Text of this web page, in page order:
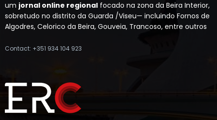
um jornal online regional focado na zona da Beira Interior,
sobretudo no distrito da Guarda /Viseu— incluindo Fornos de
Algodres, Celorico da Beira, Gouveia, Trancoso, entre outros
Contact: +351 934 104 923